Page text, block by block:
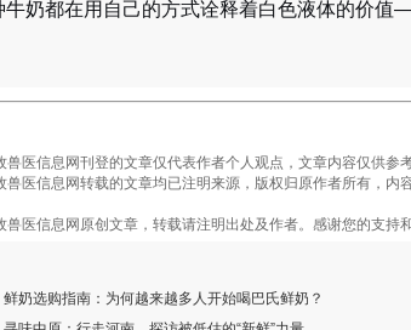
牛奶都在用自己的方式诠释着白色液体的价
信息网刊登的文章仅代表作者个人观点，文章内容仅供参
信息网转载的文章均已注明来源，版权归原作者所有，内
信息网原创文章，转载请注明出处及作者。感谢您的支持和
鲜奶选购指南：为何越来越多人开始喝巴氏鲜奶？